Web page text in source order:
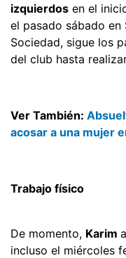
izquierdos en el
el pasado sábado en
Sociedad, sigue los
del club hasta
Ver También:
acosar a una mujer
Trabajo físico
De momento, Karim
incluso el miércoles